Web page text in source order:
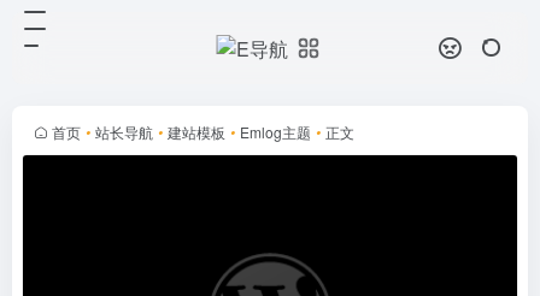
首页 • 站长导航 • 建站模板 • Emlog主题 • 正文
Pro（¥299）版本支持商城、论坛、
用户中心等功能。响应式设计、永久
授权、免费更新，适配...